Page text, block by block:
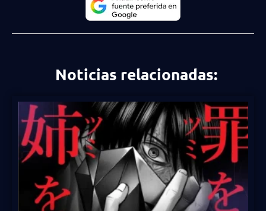
Noticias relacionadas: